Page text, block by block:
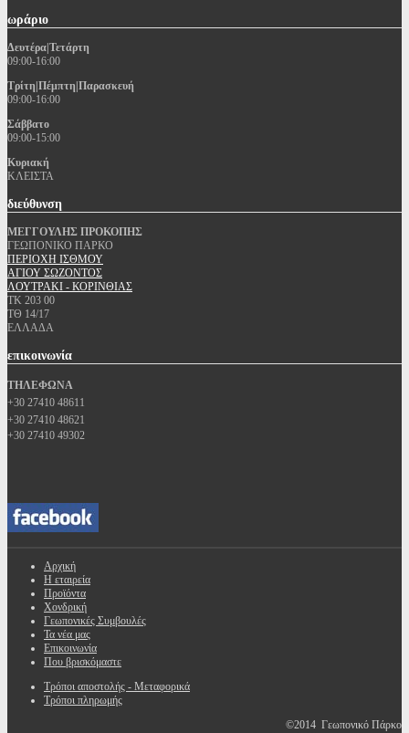
ωράριο
Δευτέρα|Τετάρτη
09:00-16:00
Τρίτη|Πέμπτη|Παρασκευή
09:00-16:00
Σάββατο
09:00-15:00
Κυριακή
ΚΛΕΙΣΤΑ
διεύθυνση
ΜΕΓΓΟΥΛΗΣ ΠΡΟΚΟΠΗΣ
ΓΕΩΠΟΝΙΚΟ ΠΑΡΚΟ
ΠΕΡΙΟΧΗ ΙΣΘΜΟΥ
ΑΓΙΟΥ ΣΩΖΟΝΤΟΣ
ΛΟΥΤΡΑΚΙ - ΚΟΡΙΝΘΙΑΣ
ΤΚ 203 00
ΤΘ 14/17
ΕΛΛΑΔΑ
επικοινωνία
ΤΗΛΕΦΩΝΑ
+30 27410 48611
+30 27410 48621
+30 27410 49302
Αρχική
Η εταιρεία
Προϊόντα
Χονδρική
Γεωπονικές Συμβουλές
Τα νέα μας
Επικοινωνία
Που βρισκόμαστε
Τρόποι αποστολής - Μεταφορικά
Τρόποι πληρωμής
©2014 Γεωπονικό Πάρκο